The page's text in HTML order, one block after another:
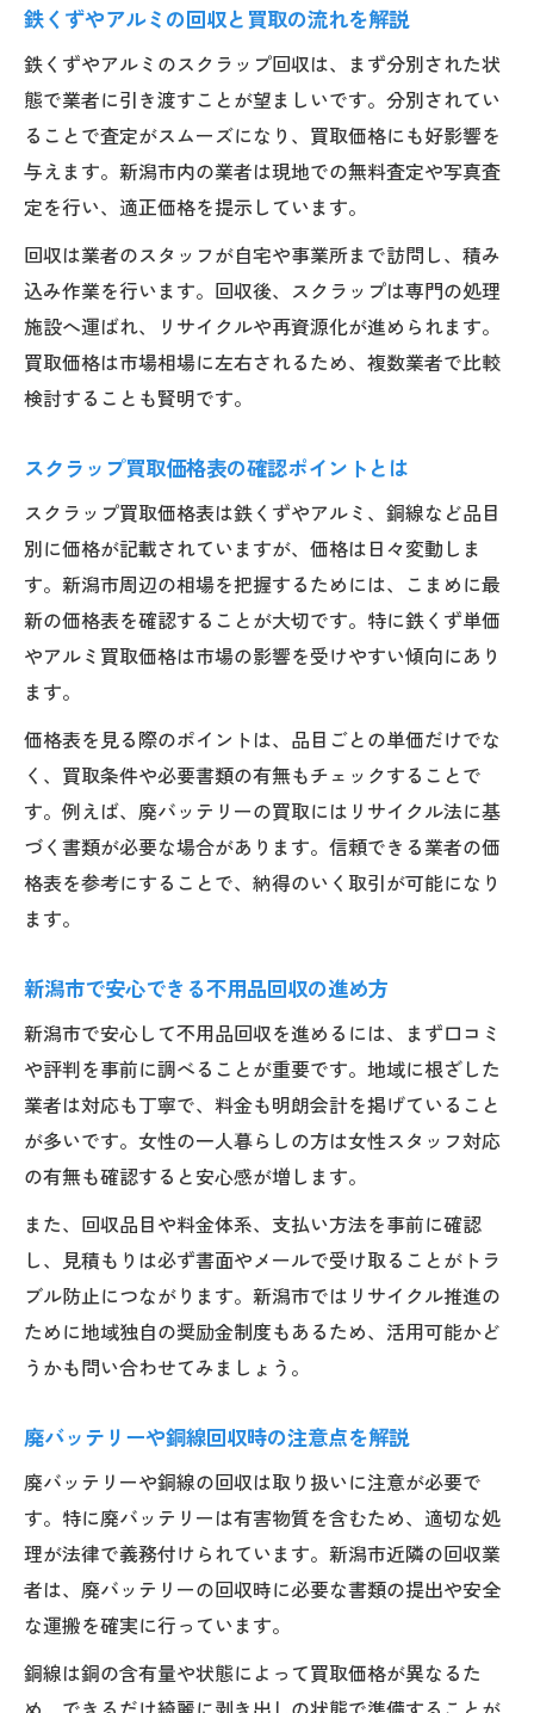
新潟市で選ばれる不用品回収の特徴
銅線やアルミ回収の基礎知識を紹介
資源ごとに異なる回収ルールを解説
リサイクル意識で選ぶ不用品回収のコツ
環境に配慮した不用品回収の選び方ガイド
リサイクル重視の回収サービス活用法
新潟市の資源回収奨励金制度の活用方法
不用品回収でできるエコな取り組み紹介
鉄くずやアルミの再利用ポイント解説
高く売るための資源回収の秘訣を紹介
鉄くずや銅線の高価買取ポイントとは
回収タイミングで変わる買取価格の傾向
複数業者の見積もり比較で得するコツ
資源回収の高値取引を目指す準備方法
鉄くずやアルミの回収と買取の流れを解説
鉄くずやアルミのスクラップ回収は、まず分別された状
態で業者に引き渡すことが望ましいです。分別されてい
ることで査定がスムーズになり、買取価格にも好影響を
与えます。新潟市内の業者は現地での無料査定や写真査
定を行い、適正価格を提示しています。
回収は業者のスタッフが自宅や事業所まで訪問し、積み
込み作業を行います。回収後、スクラップは専門の処理
施設へ運ばれ、リサイクルや再資源化が進められます。
買取価格は市場相場に左右されるため、複数業者で比較
検討することも賢明です。
スクラップ買取価格表の確認ポイントとは
スクラップ買取価格表は鉄くずやアルミ、銅線など品目
別に価格が記載されていますが、価格は日々変動しま
す。新潟市周辺の相場を把握するためには、こまめに最
新の価格表を確認することが大切です。特に鉄くず単価
やアルミ買取価格は市場の影響を受けやすい傾向にあり
ます。
価格表を見る際のポイントは、品目ごとの単価だけでな
く、買取条件や必要書類の有無もチェックすることで
す。例えば、廃バッテリーの買取にはリサイクル法に基
づく書類が必要な場合があります。信頼できる業者の価
格表を参考にすることで、納得のいく取引が可能になり
ます。
新潟市で安心できる不用品回収の進め方
新潟市で安心して不用品回収を進めるには、まず口コミ
や評判を事前に調べることが重要です。地域に根ざした
業者は対応も丁寧で、料金も明朗会計を掲げていること
が多いです。女性の一人暮らしの方は女性スタッフ対応
の有無も確認すると安心感が増します。
また、回収品目や料金体系、支払い方法を事前に確認
し、見積もりは必ず書面やメールで受け取ることがトラ
ブル防止につながります。新潟市ではリサイクル推進の
ために地域独自の奨励金制度もあるため、活用可能かど
うかも問い合わせてみましょう。
廃バッテリーや銅線回収時の注意点を解説
廃バッテリーや銅線の回収は取り扱いに注意が必要で
す。特に廃バッテリーは有害物質を含むため、適切な処
理が法律で義務付けられています。新潟市近隣の回収業
者は、廃バッテリーの回収時に必要な書類の提出や安全
な運搬を確実に行っています。
銅線は銅の含有量や状態によって買取価格が異なるた